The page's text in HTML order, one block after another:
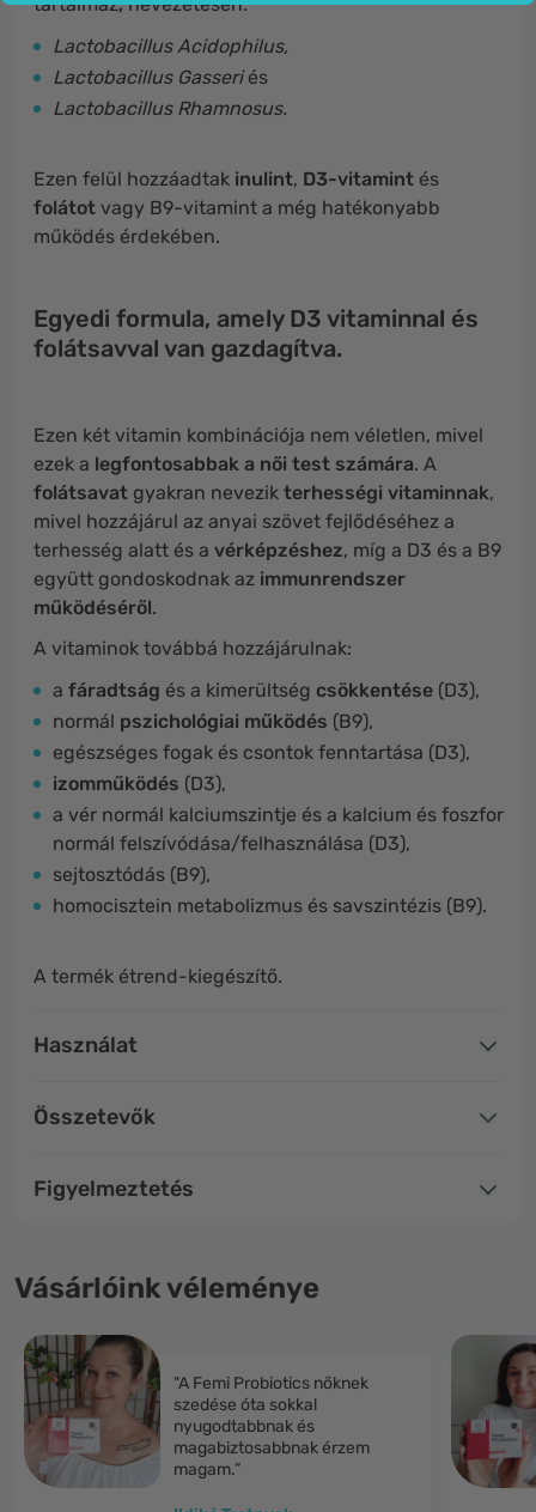
Lactobacillus Acidophilus,
Lactobacillus Gasseriés
Lactobacillus Rhamnosus.
Ezen felül hozzáadtak inulint, D3-vitamint és
folátot vagy B9-vitamint a még hatékonyabb
működés érdekében.
Egyedi formula, amely D3 vitaminnal és
folátsavval van gazdagítva.
Ezen két vitamin kombinációja nem véletlen, mivel
ezek a legfontosabbak a női test számára. A
folátsavat gyakran nevezik terhességi vitaminnak,
mivel hozzájárul az anyai szövet fejlődéséhez a
terhesség alatt és a vérképzéshez, míg a D3 és a B9
együtt gondoskodnak az immunrendszer
működéséről.
A vitaminok továbbá hozzájárulnak:
a fáradtság és a kimerültség csökkentése (D3),
normál pszichológiai működés (B9),
egészséges fogak és csontok fenntartása (D3),
izomműködés (D3),
a vér normál kalciumszintje és a kalcium és foszfor
normál felszívódása/felhasználása (D3),
sejtosztódás (B9),
homocisztein metabolizmus és savszintézis (B9).
A termék étrend-kiegészítő.
Használat
Összetevők
Figyelmeztetés
Vásárlóink véleménye
"A Femi Probiotics nőknek
szedése óta sokkal
nyugodtabbnak és
magabiztosabbnak érzem
magam.”